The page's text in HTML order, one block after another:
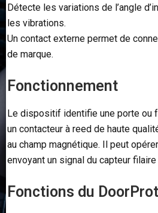
Détecte les variations de l’angle
les vibrations.
Un contact externe permet de
de marque.
Fonctionnement
Le dispositif identifie une porte ou
un contacteur à reed de haute
au champ magnétique. Il peut
envoyant un signal du capteur filaire
Fonctions du